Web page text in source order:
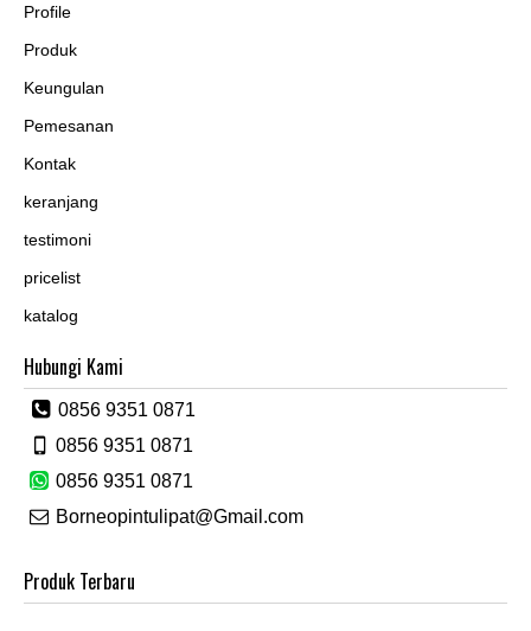
Profile
Produk
Keungulan
Pemesanan
Kontak
keranjang
testimoni
pricelist
katalog
Hubungi Kami
0856 9351 0871
0856 9351 0871
0856 9351 0871
Borneopintulipat@Gmail.com
Produk Terbaru